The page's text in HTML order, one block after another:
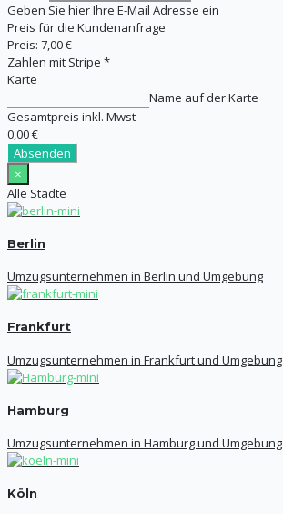
Geben Sie hier Ihre E-Mail Adresse ein
Preis für die Kundenanfrage
Preis: 7,00 €
Zahlen mit Stripe *
Karte
Name auf der Karte
Gesamtpreis inkl. Mwst
0,00 €
Absenden
×
Alle Städte
Berlin
Umzugsunternehmen in Berlin und Umgebung
Frankfurt
Umzugsunternehmen in Frankfurt und Umgebung
Hamburg
Umzugsunternehmen in Hamburg und Umgebung
Köln